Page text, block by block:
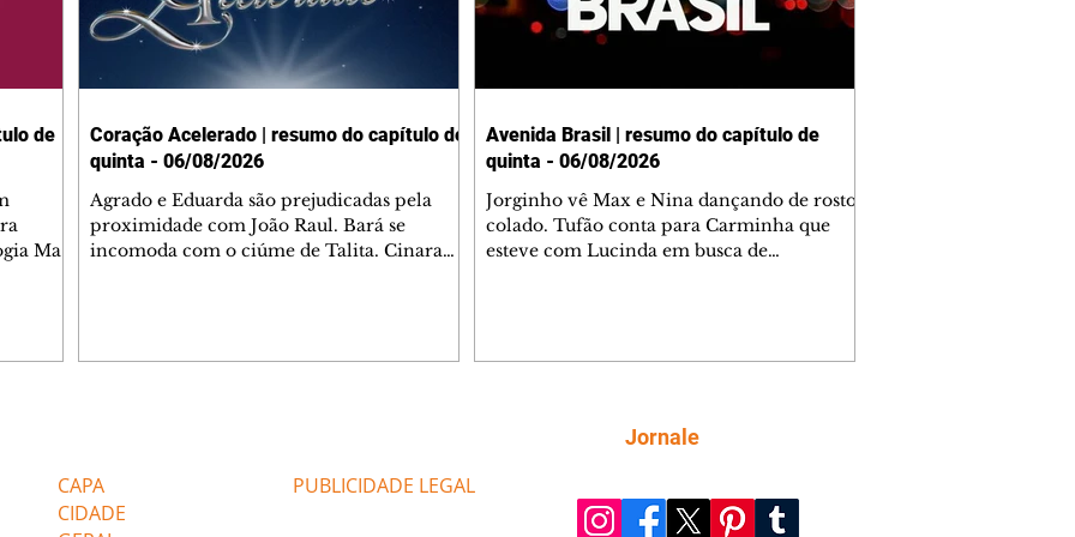
de
Mau
Coração Acelerado | resumo do capítulo de
quinta - 06/08/2026
Agrado e Eduarda são prejudicadas pela
proximidade com João Raul. Bará se
incomoda com o ciúme de Talita. Cinara
ajudar João Raul sem prejudicar a amiga.
Avenida Brasil | resumo do capítulo de
quinta - 06/08/2026
Jorginho vê Max e Nina dançando de rosto
colado. Tufão conta para Carminha que
esteve com Lucinda em busca de
Verônica e Noêmia perseguem Cadinho na
praia deserta. Dolores sugere que Roni peça
fugir da praia
CAPA
CIDADE
PUBLICIDADE LEGAL
Jornale